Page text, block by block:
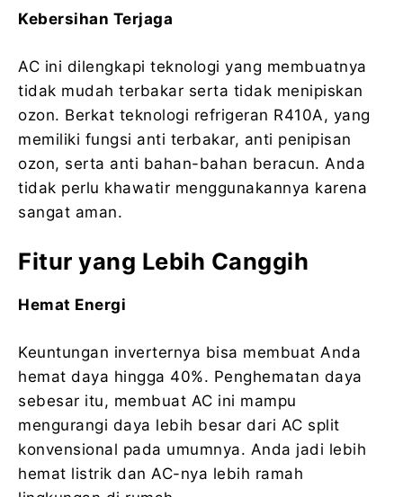
Kebersihan Terjaga
AC ini dilengkapi teknologi yang membuatnya
tidak mudah terbakar serta tidak menipiskan
ozon. Berkat teknologi refrigeran R410A, yang
memiliki fungsi anti terbakar, anti penipisan
ozon, serta anti bahan-bahan beracun. Anda
tidak perlu khawatir menggunakannya karena
sangat aman.
Fitur yang Lebih Canggih
Hemat Energi
Keuntungan inverternya bisa membuat Anda
hemat daya hingga 40%. Penghematan daya
sebesar itu, membuat AC ini mampu
mengurangi daya lebih besar dari AC split
konvensional pada umumnya. Anda jadi lebih
hemat listrik dan AC-nya lebih ramah